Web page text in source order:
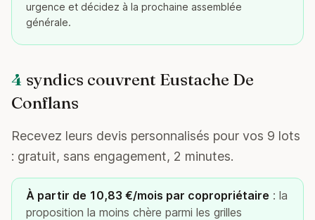
urgence et décidez à la prochaine assemblée
générale.
4 syndics couvrent Eustache De
Conflans
Recevez leurs devis personnalisés pour vos 9 lots
: gratuit, sans engagement, 2 minutes.
À partir de 10,83 €/mois par copropriétaire : la
proposition la moins chère parmi les grilles